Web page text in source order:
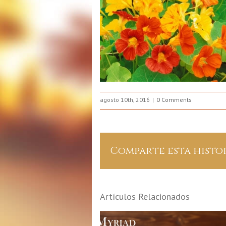
agosto 10th, 2016 0 Comments
Comparte esta
Artículos Relacionados